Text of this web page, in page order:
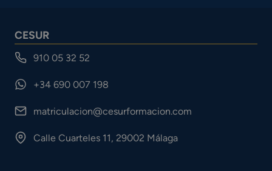
CESUR
910 05 32 52
+34 690 007 198
matriculacion@cesurformacion.com
Calle Cuarteles 11, 29002 Málaga